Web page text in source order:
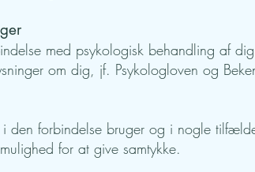
med psykologisk behandling af
om dig, jf. Psykologloven og
den forbindelse bruger og i nogle
for at give samtykke.